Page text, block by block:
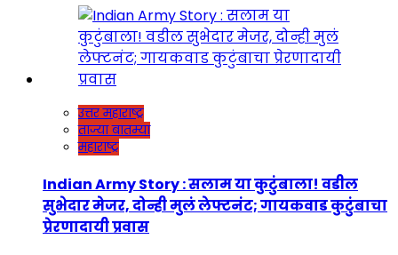
उत्तर महाराष्ट्र
ताज्या बातम्या
महाराष्ट्र
Indian Army Story : सलाम या कुटुंबाला! वडील
सुभेदार मेजर, दोन्ही मुलं लेफ्टनंट; गायकवाड कुटुंबाचा
प्रेरणादायी प्रवास